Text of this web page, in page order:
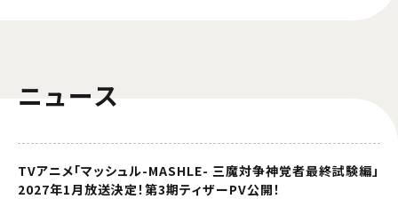
ニュース
TVアニメ「マッシュル-MASHLE- 三魔対争神覚者最終試験編」
2027年1月放送決定！第3期ティザーPV公開！